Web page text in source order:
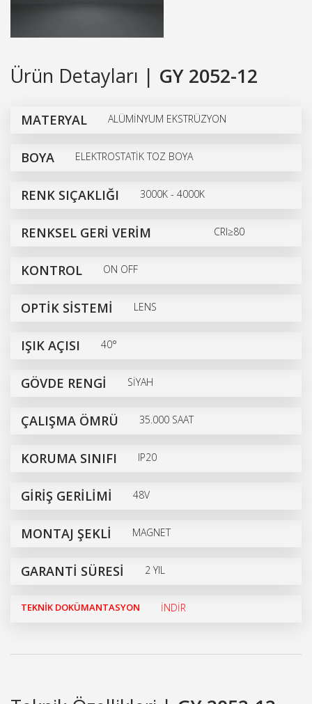
Ürün Detayları | GY 2052-12
MATERYAL ALÜMİNYUM EKSTRÜZYON
BOYA ELEKTROSTATİK TOZ BOYA
RENK SIÇAKLIĞI 3000K - 4000K
RENKSEL GERİ VERİM CRI≥80
KONTROL ON OFF
OPTİK SİSTEMİ LENS
IŞIK AÇISI 40°
GÖVDE RENGİ SİYAH
ÇALIŞMA ÖMRÜ 35.000 SAAT
KORUMA SINIFI IP20
GİRİŞ GERİLİMİ 48V
MONTAJ ŞEKLİ MAGNET
GARANTİ SÜRESİ 2 YIL
TEKNİK DOKÜMANTASYON İNDİR